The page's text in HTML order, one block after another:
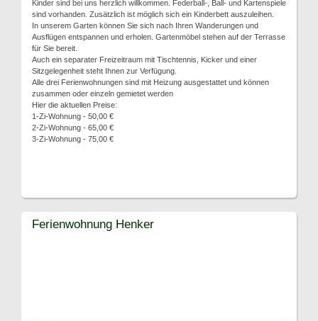
Kinder sind bei uns herzlich willkommen. Federball-, Ball- und Kartenspiele
sind vorhanden. Zusätzlich ist möglich sich ein Kinderbett auszuleihen.
In unserem Garten können Sie sich nach Ihren Wanderungen und
Ausflügen entspannen und erholen. Gartenmöbel stehen auf der Terrasse
für Sie bereit.
Auch ein separater Freizeitraum mit Tischtennis, Kicker und einer
Sitzgelegenheit steht Ihnen zur Verfügung.
Alle drei Ferienwohnungen sind mit Heizung ausgestattet und können
zusammen oder einzeln gemietet werden
Hier die aktuellen Preise:
1-Zi-Wohnung - 50,00 €
2-Zi-Wohnung - 65,00 €
3-Zi-Wohnung - 75,00 €
Ferienwohnung Henker